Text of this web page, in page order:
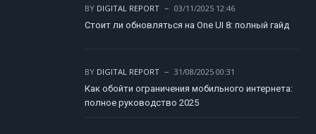
BY DIGITAL REPORT
03/11/2025 12:46
Стоит ли обновляться на One UI 8: полный гайд
BY DIGITAL REPORT
31/08/2025 00:31
Как обойти ограничения мобильного интернета:
полное руководство 2025